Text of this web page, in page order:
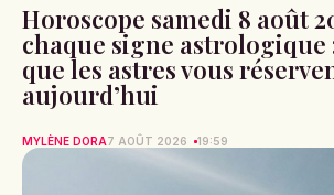
Horoscope samedi 8 août
chaque signe astrologique
que les astres vous
aujourd’hui
MYLÈNE DORA7 AOÛT 2026 19:59